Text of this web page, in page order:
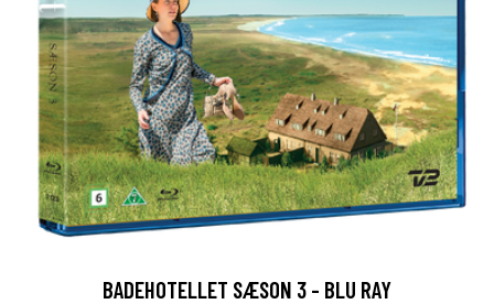
BADEHOTELLET SÆSON 3 - BLU RAY